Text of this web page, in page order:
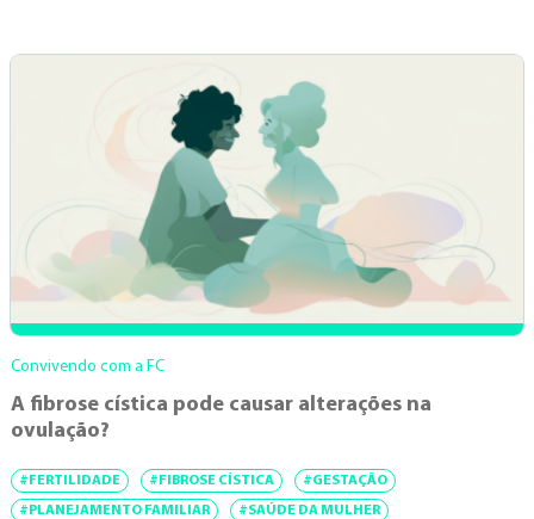
Convivendo com a FC
A fibrose cística pode causar alterações na
ovulação?
#FERTILIDADE #FIBROSE CÍSTICA #GESTAÇÃO
#PLANEJAMENTO FAMILIAR #SAÚDE DA MULHER